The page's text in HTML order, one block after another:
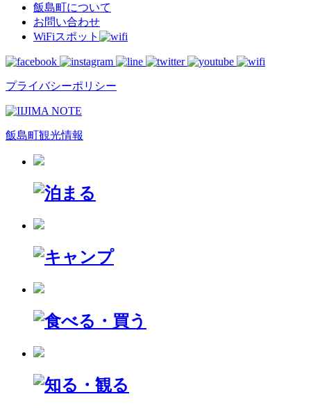
飯島町について
お問い合わせ
WiFiスポット
プライバシーポリシー
飯島町観光情報